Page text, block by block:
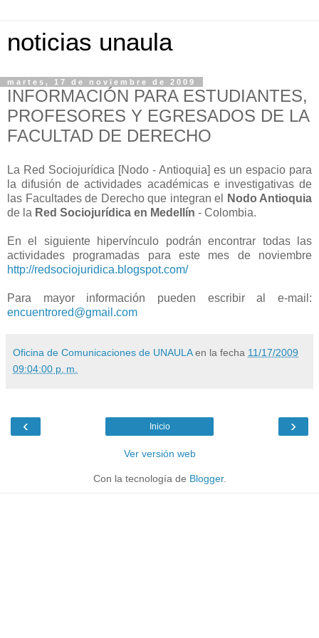
noticias unaula
martes, 17 de noviembre de 2009
INFORMACIÓN PARA ESTUDIANTES,
PROFESORES Y EGRESADOS DE LA
FACULTAD DE DERECHO
La Red Sociojurídica [Nodo - Antioquia] es un espacio para
la difusión de actividades académicas e investigativas de
las Facultades de Derecho que integran el
Nodo Antioquia
de la Red Sociojurídica en Medellín - Colombia.
En el siguiente hipervínculo podrán encontrar todas las
actividades programadas para este mes de noviembre
http://redsociojuridica.blogspot.com/
Para mayor información pueden escribir al e-mail:
encuentrored@gmail.com
Oficina de Comunicaciones de UNAULA en la fecha 11/17/2009
09:04:00 p. m.
‹ ›
Inicio
Ver versión web
Con la tecnología de Blogger.